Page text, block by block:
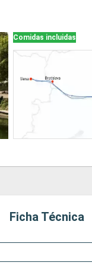
Comidas incluidas
Ficha Técnica